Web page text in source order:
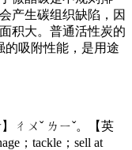
产生碳组织缺陷，因
积大。普通活性炭的
的吸附性能，是用途
ㄔㄨˇ ㄌㄧˇ。【英
；tackle；sell at